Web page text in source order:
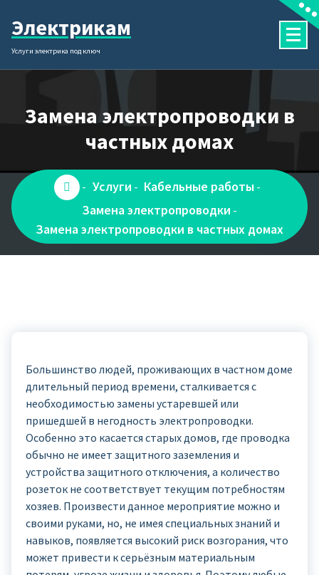
содержимому
Электрикам
Услуги электрика под ключ
Замена электропроводки в
частных домах
- Услуги - Кабельные работы -
Замена электропроводки -
Замена электропроводки в частных домах
Большинство людей, проживающих в частном доме
длительный период времени, сталкивается с
необходимостью замены устаревшей или
пришедшей в негодность электропроводки.
Особенно это касается старых домов, где проводка
обычно не имеет защитного заземления и
устройства защитного отключения, а количество
розеток не соответствует текущим потребностям
хозяев. Произвести данное мероприятие можно и
своими руками, но, не имея специальных знаний и
навыков, появляется высокий риск возгорания, что
может привести к серьёзным материальным